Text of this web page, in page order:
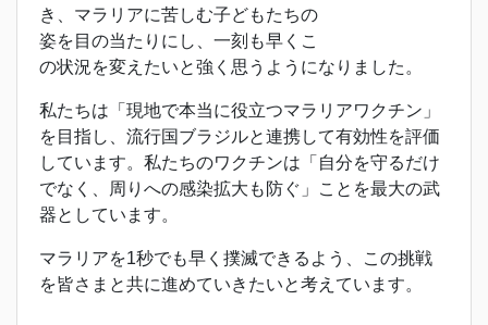
き、マラリアに苦しむ子どもたちの
姿を目の当たりにし、一刻も早くこ
の状況を変えたいと強く思うようになりました。
私たちは「現地で本当に役立つマラリアワクチン」
を目指し、流行国ブラジルと連携して有効性を評価
しています。私たちのワクチンは「自分を守るだけ
でなく、周りへの感染拡大も防ぐ」ことを最大の武
器としています。
マラリアを1秒でも早く撲滅できるよう、この挑戦
を皆さまと共に進めていきたいと考えています。